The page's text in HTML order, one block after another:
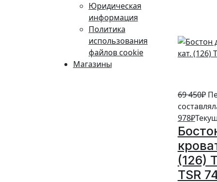
Юридическая
информация
Политика
использования
файлов cookie
Магазины
69 450₽
978₽
(126)
TSR